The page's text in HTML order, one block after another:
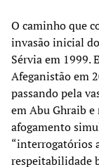
O caminho que
invasão inicial
Sérvia em 1999.
Afeganistão em
passando pela
em Abu Ghraib
afogamento
“interrogatórios
respeitabilidade